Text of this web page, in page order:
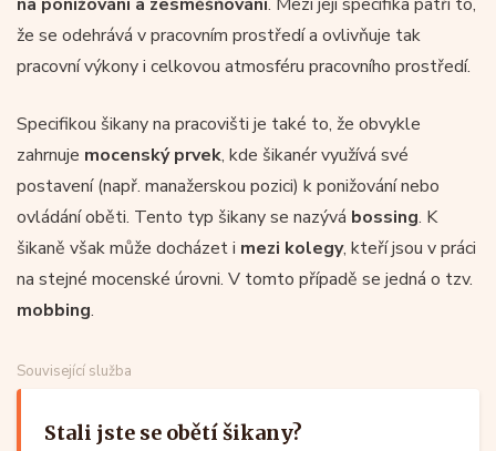
že se odehrává v pracovním prostředí a ovlivňuje tak
pracovní výkony i celkovou atmosféru pracovního prostředí.
Specifikou šikany na pracovišti je také to, že obvykle
zahrnuje mocenský prvek, kde šikanér využívá své
postavení (např. manažerskou pozici) k ponižování nebo
ovládání oběti. Tento typ šikany se nazývá bossing. K
šikaně však může docházet i mezi kolegy, kteří jsou v práci
na stejné mocenské úrovni. V tomto případě se jedná o tzv.
mobbing.
Související služba
Stali jste se obětí šikany?